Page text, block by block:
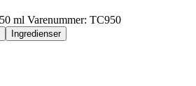
ml Varenummer: TC950
Ingredienser